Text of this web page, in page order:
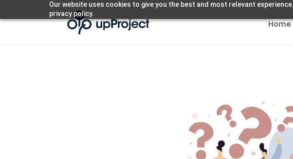
Our website uses cookies to give you the best and most relevant
privacy policy.
Home